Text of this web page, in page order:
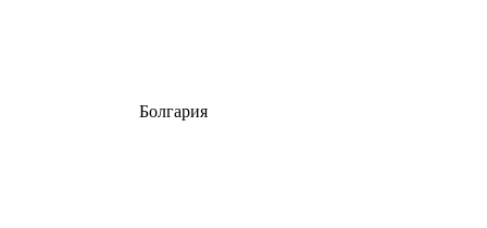
Болгария